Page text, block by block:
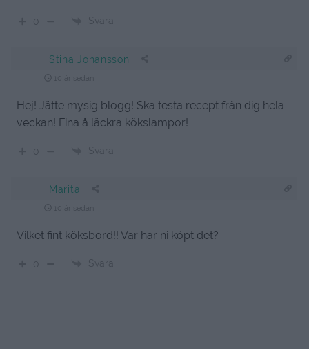
Svara
Stina Johansson
Hej! Jätte mysig blogg! Ska testa recept från dig hela
veckan! Fina å läckra kökslampor!
Svara
Marita
Vilket fint köksbord!! Var har ni köpt det?
Svara